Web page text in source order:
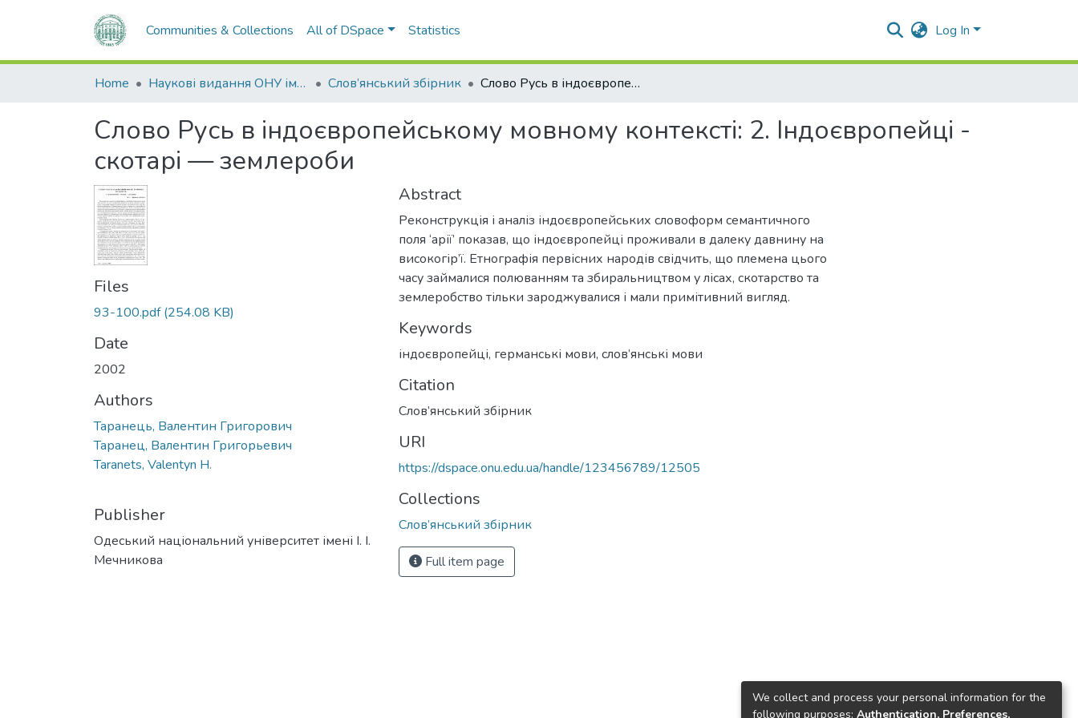
Communities & Collections All of DSpace Statistics Log In
Home Наукові видання ОНУ імені І. І. Мечникова Слов’янський збірник Слово Русь в індоєвропейському мовному контексті: 2. Індоєвропейці - скотарі — землероби
Слово Русь в індоєвропейському мовному контексті: 2. Індоєвропейці -
скотарі — землероби
Files
93-100.pdf(254.08 KB)
Date
2002
Authors
Таранець, Валентин Григорович
Таранец, Валентин Григорьевич
Taranets, Valentyn H.
Publisher
Одеський національний університет імені І. І.
Мечникова
Abstract
Реконструкція і аналіз індоєвропейських словоформ семантичного
поля ‘арії’ показав, що індоєвропейці проживали в далеку давнину на
високогір’ї. Етнографія первісних народів свідчить, що племена цього
часу займалися полюванням та збиральництвом у лісах, скотарство та
землеробство тільки зароджувалися і мали примітивний вигляд.
Keywords
індоєвропейці, германські мови, слов’янські мови
Citation
Слов’янський збірник
URI
https://dspace.onu.edu.ua/handle/123456789/12505
Collections
Слов’янський збірник
Full item page
We collect and process your personal information for the
following purposes: Authentication, Preferences,